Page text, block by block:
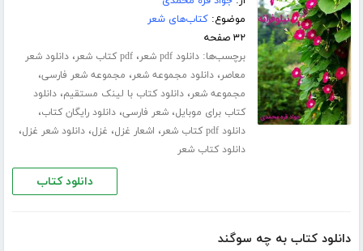
موضوع:کتاب‌های شعر
۳۲ صفحه
برچسب‌ها:دانلود pdf شعر ،pdf کتاب شعر ،دانلود شعر
معاصر،دانلود مجموعه شعر، مجموعه شعر فارسی،
مجموعه شعر،دانلود کتاب با لینک مستقیم،دانلود
کتاب برای موبایل،شعر فارسی،دانلود رایگان کتاب،
دانلود pdf کتاب شعر ، اشعار غزل، غزل،دانلود شعر غزل،
دانلود کتاب شعر
دانلود کتاب
دانلود کتاب به چه سوگند